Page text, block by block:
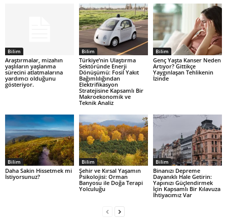
Bilim
Araştırmalar, mizahın
yaşlıların yaşlanma
sürecini atlatmalarına
yardımcı olduğunu
gösteriyor.
Bilim
Türkiye’nin Ulaştırma
Sektöründe Enerji
Dönüşümü: Fosil Yakıt
Bağımlılığından
Elektrifikasyon
Stratejisine Kapsamlı Bir
Makroekonomik ve
Teknik Analiz
Bilim
Genç Yaşta Kanser Neden
Artıyor? Gittikçe
Yaygınlaşan Tehlikenin
İzinde
Bilim
Daha Sakin Hissetmek mi
İstiyorsunuz?
Bilim
Şehir ve Kırsal Yaşamın
Psikolojisi: Orman
Banyosu ile Doğa Terapi
Yolculuğu
Bilim
Binanızı Depreme
Dayanıklı Hale Getirin:
Yapınızı Güçlendirmek
İçin Kapsamlı Bir Kılavuza
İhtiyacımız Var